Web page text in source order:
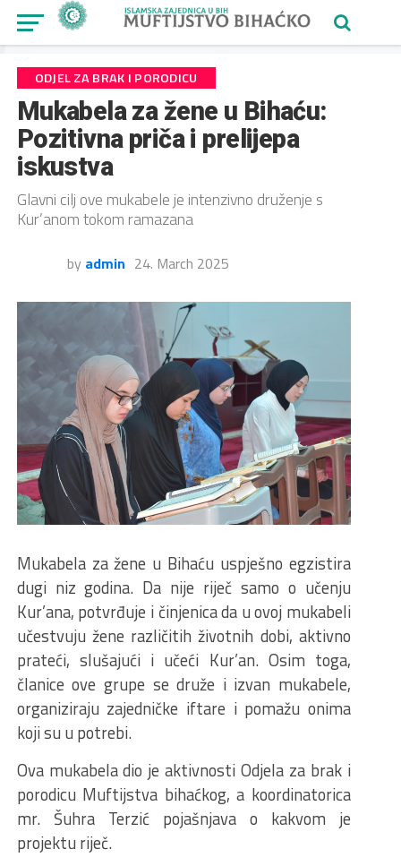
ODJEL ZA BRAK I PORODICU
Mukabela za žene u Bihaću:
Pozitivna priča i prelijepa
iskustva
Glavni cilj ove mukabele je intenzivno druženje s
Kur’anom tokom ramazana
by admin 24. March 2025
Mukabela za žene u Bihaću uspješno egzistira
dugi niz godina. Da nije riječ samo o učenju
Kur’ana, potvrđuje i činjenica da u ovoj mukabeli
učestvuju žene različitih životnih dobi, aktivno
prateći, slušajući i učeći Kur’an. Osim toga,
članice ove grupe se druže i izvan mukabele,
organiziraju zajedničke iftare i pomažu onima
koji su u potrebi.
Ova mukabela dio je aktivnosti Odjela za brak i
porodicu Muftijstva bihaćkog, a koordinatorica
mr. Šuhra Terzić pojašnjava o kakvom je
projektu riječ.